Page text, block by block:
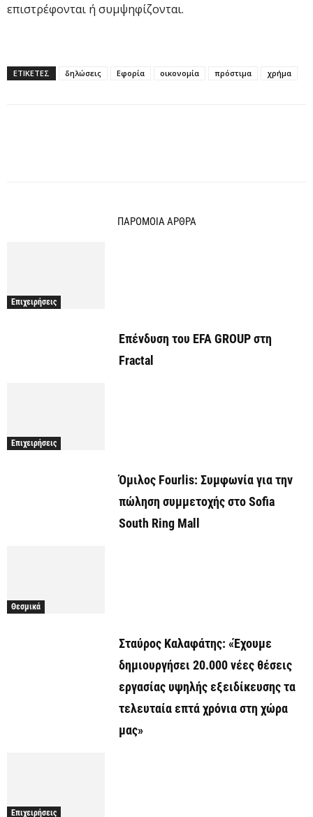
επιστρέφονται ή συμψηφίζονται.
ΕΤΙΚΕΤΕΣ δηλώσεις Εφορία οικονομία πρόστιμα χρήμα
ΠΑΡΟΜΟΙΑ ΑΡΘΡΑ
Επιχειρήσεις
Επένδυση του EFA GROUP στη
Fractal
Επιχειρήσεις
Όμιλος Fourlis: Συμφωνία για την
πώληση συμμετοχής στο Sofia
South Ring Mall
Θεσμικά
Σταύρος Καλαφάτης: «Έχουμε
δημιουργήσει 20.000 νέες θέσεις
εργασίας υψηλής εξειδίκευσης τα
τελευταία επτά χρόνια στη χώρα
μας»
Επιχειρήσεις